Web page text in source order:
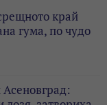
край
гума, по чудо